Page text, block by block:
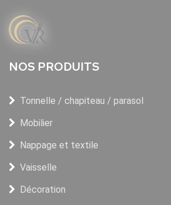
NOS PRODUITS
Tonnelle / chapiteau / parasol
Mobilier
Nappage et textile
Vaisselle
Décoration